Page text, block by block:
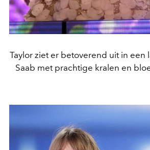
Taylor ziet er betoverend uit in een
Saab met prachtige kralen en